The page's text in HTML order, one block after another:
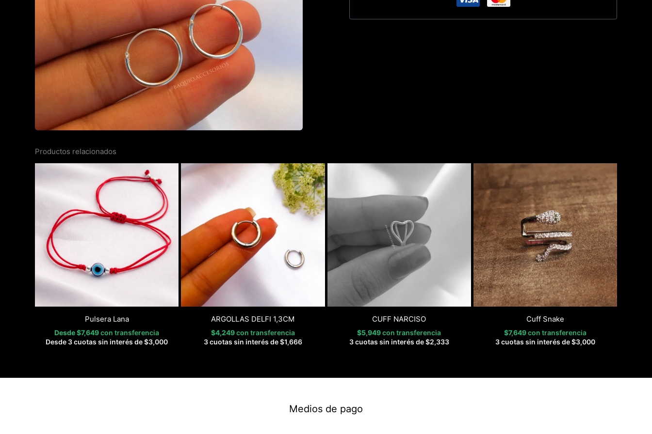
Productos relacionados
Pulsera Lana
Desde$7,649con transferencia
Desde 3 cuotas sin interés de$3,000
ARGOLLAS DELFI 1,3CM
$4,249con transferencia
3 cuotas sin interés de$1,666
CUFF NARCISO
$5,949con transferencia
3 cuotas sin interés de$2,333
Cuff Snake
$7,649con transferencia
3 cuotas sin interés de$3,000
Medios de pago